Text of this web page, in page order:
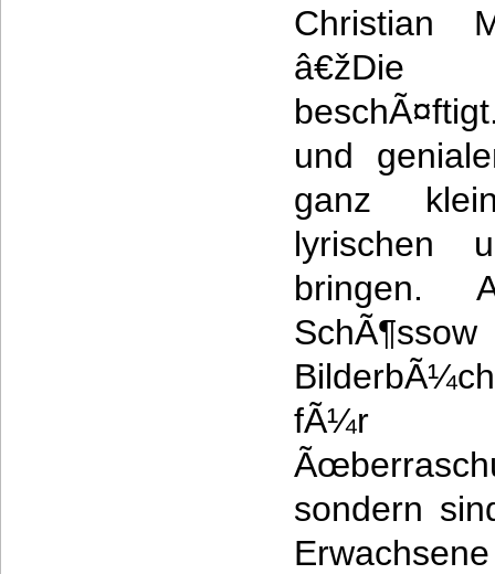
Christian
â€žDie
und
ganz
lyrischen
sondern